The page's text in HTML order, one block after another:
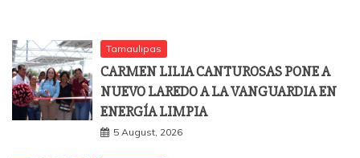
Tamaulipas
CARMEN LILIA CANTUROSAS PONE A
NUEVO LAREDO A LA VANGUARDIA EN
ENERGÍA LIMPIA
5 August, 2026